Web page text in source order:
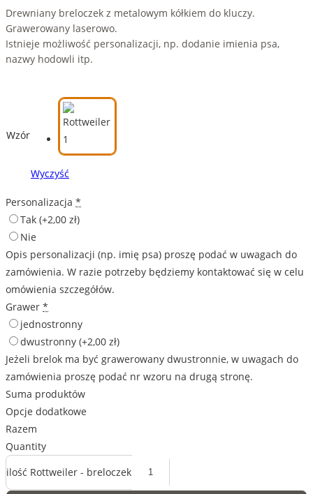
Drewniany breloczek z metalowym kółkiem do kluczy.
Grawerowany laserowo.
Istnieje możliwość personalizacji, np. dodanie imienia psa,
nazwy hodowli itp.
Wzór
Wyczyść
Personalizacja *
Tak (+2,00 zł)
Nie
Opis personalizacji (np. imię psa) proszę podać w uwagach do
zamówienia. W razie potrzeby będziemy kontaktować się w celu
omówienia szczegółów.
Grawer *
jednostronny
dwustronny (+2,00 zł)
Jeżeli brelok ma być grawerowany dwustronnie, w uwagach do
zamówienia proszę podać nr wzoru na drugą stronę.
Suma produktów
Opcje dodatkowe
Razem
Quantity
ilość Rottweiler - breloczek